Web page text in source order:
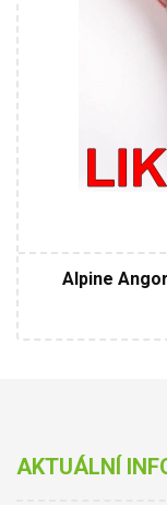
Alpine
AKTUÁLNÍ